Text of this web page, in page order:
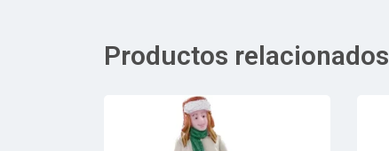
Productos relacionados